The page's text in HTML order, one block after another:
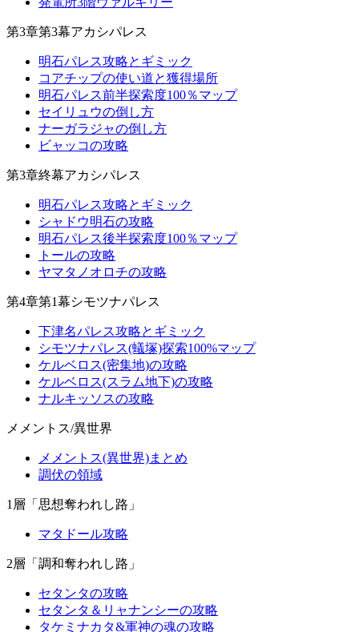
第3章第3幕アカシパレス
明石パレス攻略とギミック
コアチップの使い道と獲得場所
明石パレス前半探索度100％マップ
セイリュウの倒し方
ナーガラジャの倒し方
ビャッコの攻略
第3章終幕アカシパレス
明石パレス攻略とギミック
シャドウ明石の攻略
明石パレス後半探索度100％マップ
トールの攻略
ヤマタノオロチの攻略
第4章第1幕シモツナパレス
下津名パレス攻略とギミック
シモツナパレス(蟻塚)探索100%マップ
ケルベロス(密集地)の攻略
ケルベロス(スラム地下)の攻略
ナルキッソスの攻略
メメントス/異世界
メメントス(異世界)まとめ
調伏の領域
1層「思想奪われし路」
マタドール攻略
2層「調和奪われし路」
セタンタの攻略
セタンタ＆リャナンシーの攻略
タケミナカタ&軍神の魂の攻略